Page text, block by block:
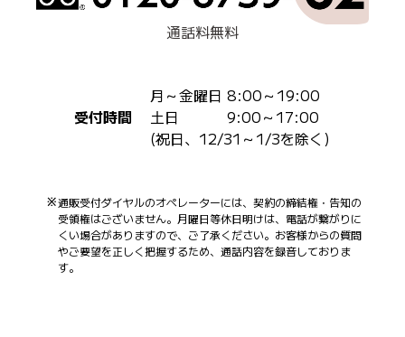
通話料無料
受付時間
月～金曜日 8:00～19:00
土日 9:00～17:00
(祝日、12/31～1/3を除く)
通販受付ダイヤルのオペレーターには、契約の締結権・告知の
受領権はございません。月曜日等休日明けは、電話が繋がりに
くい場合がありますので、ご了承ください。お客様からの質問
やご要望を正しく把握するため、通話内容を録音しておりま
す。